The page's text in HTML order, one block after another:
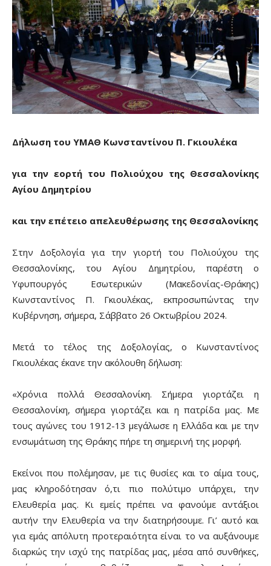
Δήλωση του ΥΜΑΘ Κωνσταντίνου Π. Γκιουλέκα
για την εορτή του Πολιούχου της Θεσσαλονίκης
Αγίου Δημητρίου
και την επέτειο απελευθέρωσης της Θεσσαλονίκης
Στην Δοξολογία για την γιορτή του Πολιούχου της
Θεσσαλονίκης, του Αγίου Δημητρίου, παρέστη ο
Υφυπουργός Εσωτερικών (Μακεδονίας-Θράκης)
Κωνσταντίνος Π. Γκιουλέκας, εκπροσωπώντας την
Κυβέρνηση, σήμερα, Σάββατο 26 Οκτωβρίου 2024.
Μετά το τέλος της Δοξολογίας, ο Κωνσταντίνος
Γκιουλέκας έκανε την ακόλουθη δήλωση:
«Χρόνια πολλά Θεσσαλονίκη. Σήμερα γιορτάζει η
Θεσσαλονίκη, σήμερα γιορτάζει και η πατρίδα μας. Με
τους αγώνες του 1912-13 μεγάλωσε η Ελλάδα και με την
ενσωμάτωση της Θράκης πήρε τη σημερινή της μορφή.
Εκείνοι που πολέμησαν, με τις θυσίες και το αίμα τους,
μας κληροδότησαν ό,τι πιο πολύτιμο υπάρχει, την
Ελευθερία μας. Κι εμείς πρέπει να φανούμε αντάξιοι
αυτήν την Ελευθερία να την διατηρήσουμε. Γι’ αυτό και
για εμάς απόλυτη προτεραιότητα είναι το να αυξάνουμε
διαρκώς την ισχύ της πατρίδας μας, μέσα από συνθήκες,